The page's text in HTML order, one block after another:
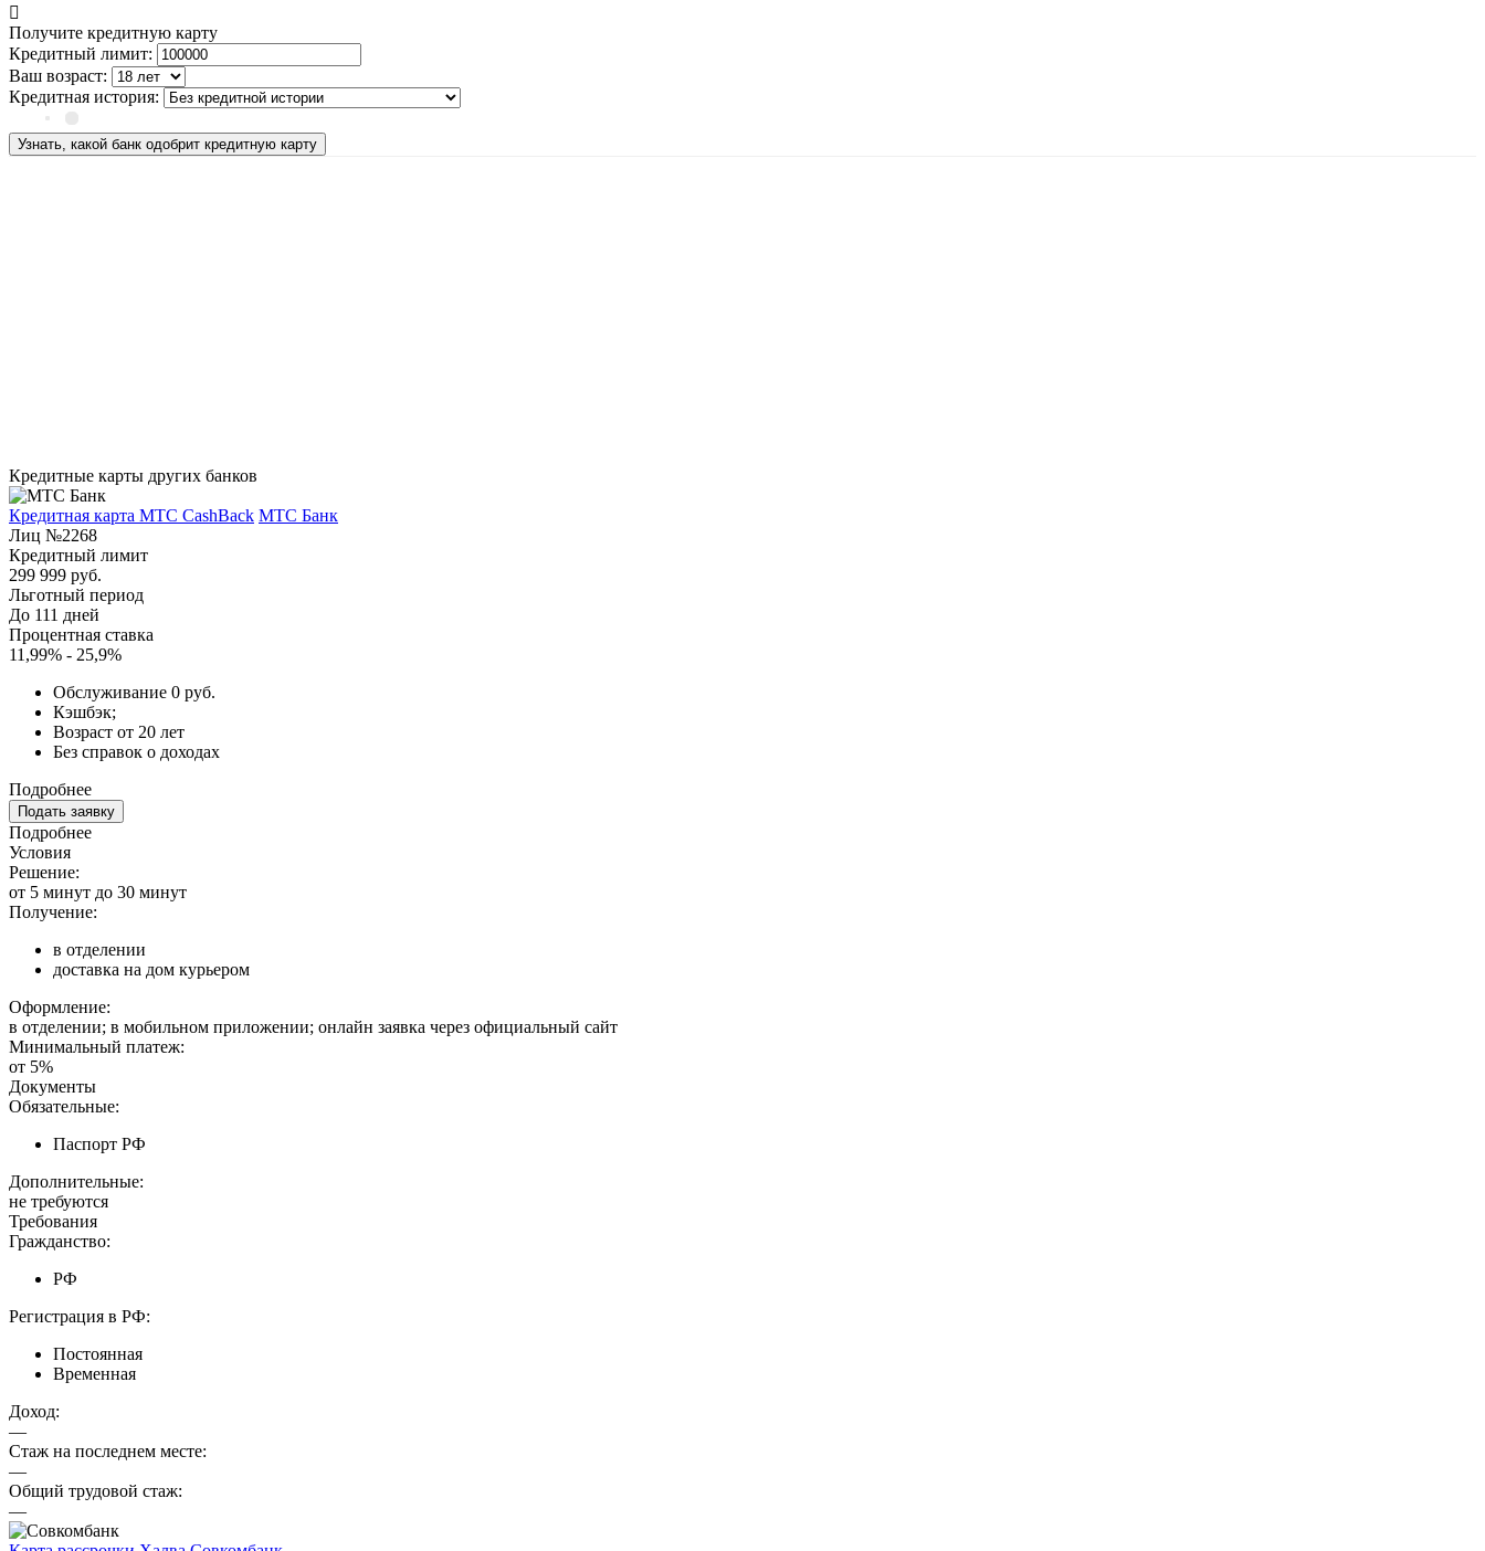
Получите кредитную карту
Кредитный лимит:
Ваш возраст:
Кредитная история:
Узнать, какой банк одобрит кредитную карту
Кредитные карты других банков
Кредитная карта МТС CashBack МТС Банк
Лиц №2268
Кредитный лимит
299 999 руб.
Льготный период
До 111 дней
Процентная ставка
11,99% - 25,9%
Обслуживание 0 руб.
Кэшбэк;
Возраст от 20 лет
Без справок о доходах
Подробнее
Подать заявку
Подробнее
Условия
Решение:
от 5 минут до 30 минут
Получение:
в отделении
доставка на дом курьером
Оформление:
в отделении; в мобильном приложении; онлайн заявка через официальный сайт
Минимальный платеж:
от 5%
Документы
Обязательные:
Паспорт РФ
Дополнительные:
не требуются
Требования
Гражданство:
РФ
Регистрация в РФ:
Постоянная
Временная
Доход:
—
Стаж на последнем месте:
—
Общий трудовой стаж:
—